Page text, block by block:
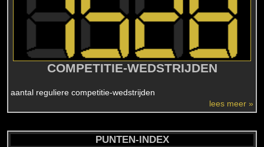
COMPETITIE-WEDSTRIJDEN
aantal reguliere competitie-wedstrijden
lees meer »
PUNTEN-INDEX